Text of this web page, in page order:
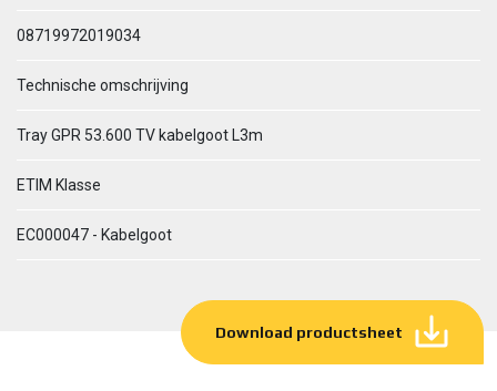
08719972019034
Technische omschrijving
Tray GPR 53.600 TV kabelgoot L3m
ETIM Klasse
EC000047 - Kabelgoot
Download productsheet